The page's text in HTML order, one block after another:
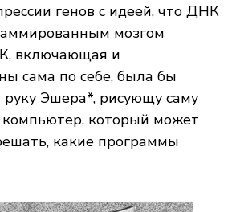
генов с идеей, что ДНК
мозгом
включающая и
сама по себе, была бы
руку Эшера*, рисующу саму
компьютер, который может
какие программы